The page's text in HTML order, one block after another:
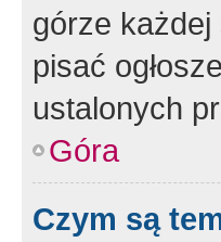
górze każdej
pisać
ustalonych
Góra
Czym są